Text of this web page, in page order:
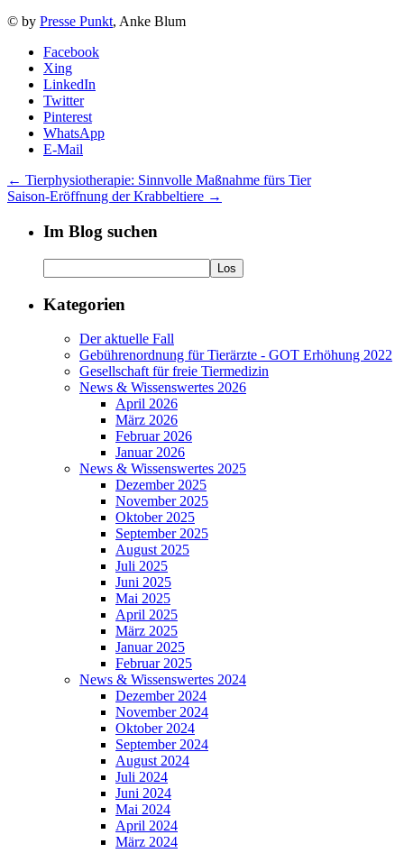
© by Presse Punkt, Anke Blum
Facebook
Xing
LinkedIn
Twitter
Pinterest
WhatsApp
E-Mail
← Tierphysiotherapie: Sinnvolle Maßnahme fürs Tier
Saison-Eröffnung der Krabbeltiere →
Im Blog suchen
Kategorien
Der aktuelle Fall
Gebührenordnung für Tierärzte - GOT Erhöhung 2022
Gesellschaft für freie Tiermedizin
News & Wissenswertes 2026
April 2026
März 2026
Februar 2026
Januar 2026
News & Wissenswertes 2025
Dezember 2025
November 2025
Oktober 2025
September 2025
August 2025
Juli 2025
Juni 2025
Mai 2025
April 2025
März 2025
Januar 2025
Februar 2025
News & Wissenswertes 2024
Dezember 2024
November 2024
Oktober 2024
September 2024
August 2024
Juli 2024
Juni 2024
Mai 2024
April 2024
März 2024